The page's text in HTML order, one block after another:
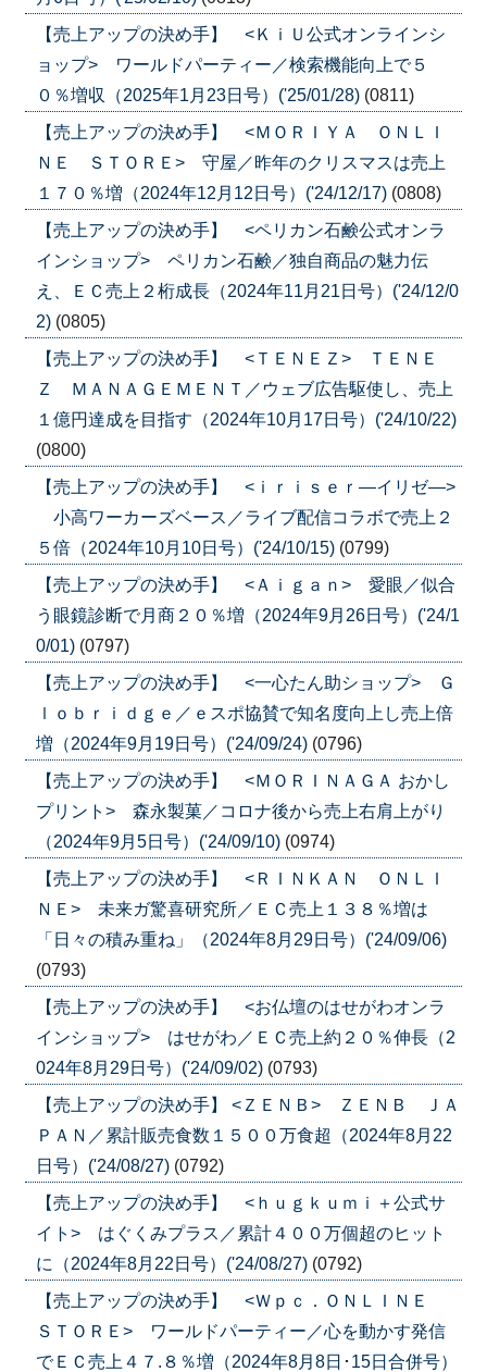
【売上アップの決め手】 <ＫｉＵ公式オンラインシ
ョップ> ワールドパーティー／検索機能向上で５
０％増収（2025年1月23日号）('25/01/28) (0811)
【売上アップの決め手】 <ＭＯＲＩＹＡ ＯＮＬＩ
ＮＥ ＳＴＯＲＥ> 守屋／昨年のクリスマスは売上
１７０％増（2024年12月12日号）('24/12/17) (0808)
【売上アップの決め手】 <ペリカン石鹸公式オンラ
インショップ> ペリカン石鹸／独自商品の魅力伝
え、ＥＣ売上２桁成長（2024年11月21日号）('24/12/0
2) (0805)
【売上アップの決め手】 <ＴＥＮＥＺ> ＴＥＮＥ
Ｚ ＭＡＮＡＧＥＭＥＮＴ／ウェブ広告駆使し、売上
１億円達成を目指す（2024年10月17日号）('24/10/22)
(0800)
【売上アップの決め手】 <ｉｒｉｓｅｒ―イリゼ―>
小高ワーカーズベース／ライブ配信コラボで売上２
５倍（2024年10月10日号）('24/10/15) (0799)
【売上アップの決め手】 <Ａｉｇａｎ> 愛眼／似合
う眼鏡診断で月商２０％増（2024年9月26日号）('24/1
0/01) (0797)
【売上アップの決め手】 <一心たん助ショップ> Ｇ
ｌｏｂｒｉｄｇｅ／ｅスポ協賛で知名度向上し売上倍
増（2024年9月19日号）('24/09/24) (0796)
【売上アップの決め手】 <ＭＯＲＩＮＡＧＡ おかし
プリント> 森永製菓／コロナ後から売上右肩上がり
（2024年9月5日号）('24/09/10) (0974)
【売上アップの決め手】 <ＲＩＮＫＡＮ ＯＮＬＩ
ＮＥ> 未来ガ驚喜研究所／ＥＣ売上１３８％増は
「日々の積み重ね」（2024年8月29日号）('24/09/06)
(0793)
【売上アップの決め手】 <お仏壇のはせがわオンラ
インショップ> はせがわ／ＥＣ売上約２０％伸長（2
024年8月29日号）('24/09/02) (0793)
【売上アップの決め手】 <ＺＥＮＢ> ＺＥＮＢ ＪＡ
ＰＡＮ／累計販売食数１５００万食超（2024年8月22
日号）('24/08/27) (0792)
【売上アップの決め手】 <ｈｕｇｋｕｍｉ＋公式サ
イト> はぐくみプラス／累計４００万個超のヒット
に（2024年8月22日号）('24/08/27) (0792)
【売上アップの決め手】 <Ｗｐｃ．ＯＮＬＩＮＥ
ＳＴＯＲＥ> ワールドパーティー／心を動かす発信
でＥＣ売上４７.８％増（2024年8月8日･15日合併号）